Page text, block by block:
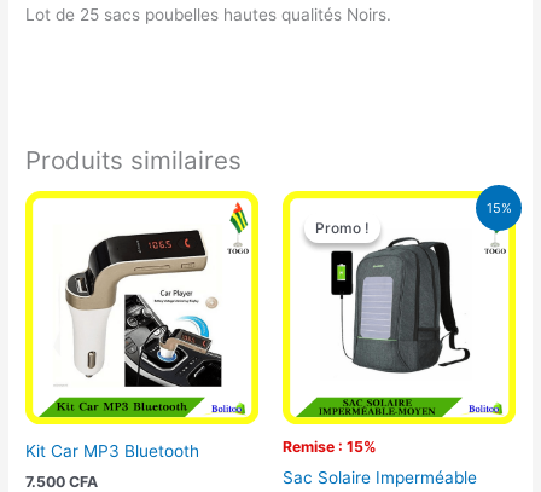
Lot de 25 sacs poubelles hautes qualités Noirs.
Produits similaires
Kit Car MP3 Bluetooth
7.500CFA
15%
Promo !
Remise : 15%
Promo !
Sac Solaire Imperméable
Le
prix
initial
était :
29.500 CFA.
Le
prix
actuel